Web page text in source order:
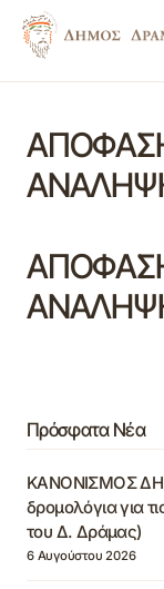
Πρόσφατα Νέα
ΚΑΝΟΝΙΣΜΟΣ
δρομολόγια για
του Δ. Δράμας)
6 Αυγούστου 2026